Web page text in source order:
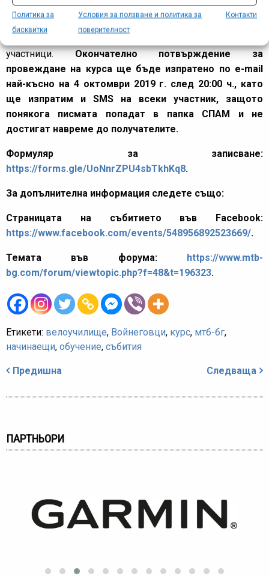
Политика за
бисквитки
Условия за ползване и политика за
поверителност
Контакти
имена на участника, възраст, e-mail и телефон за обратна
връзка. Местата са ограничени! Събитието ще се
участници.Окончателно потвърждение за
провеждане на курса ще бъде изпратено по e-mail
най-късно на 4 октомври 2019 г. след 20:00 ч., като
ще изпратим и SMS на всеки участник, защото
понякога писмата попадат в папка СПАМ и не
достигат навреме до получателите.
Формуляр за записване:
https://forms.gle/UoNnrZPU4sbTkhKq8.
За допълнителна информация следете също:
Страницата на събитието във Facebook:
https://www.facebook.com/events/548956892523669/.
Темата във форума: https://www.mtb-
bg.com/forum/viewtopic.php?f=48&t=196323.
Етикети: велоучилище, Войнеговци, курс, мтб-бг,
начинаещи, обучение, събития
Предишна Следваща
ПАРТНЬОРИ